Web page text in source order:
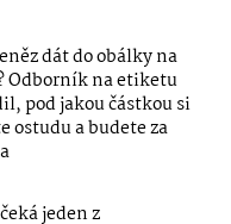
dát do obálky na
Odborník na etiketu
pod jakou částkou si
ostudu a budete za
jeden z